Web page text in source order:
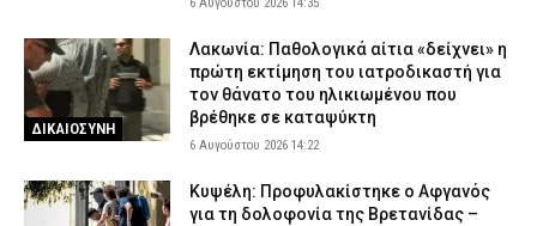
6 Αυγούστου 2026 14:35
ΔΙΚΑΙΟΣΥΝΗ
Λακωνία: Παθολογικά αίτια «δείχνει» η
πρώτη εκτίμηση του ιατροδικαστή για
τον θάνατο του ηλικιωμένου που
βρέθηκε σε καταψύκτη
6 Αυγούστου 2026 14:22
Κυψέλη: Προφυλακίστηκε ο Αφγανός
για τη δολοφονία της Βρετανίδας –